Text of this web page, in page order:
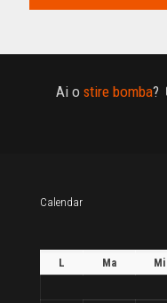
Ai o stire bomba?
Calendar
L Ma Mi